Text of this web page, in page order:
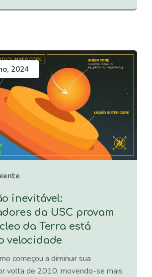
2024
inevitável:
da USC provam
da Terra está
velocidade
começou a diminuir sua
volta de 2010, movendo-se mais